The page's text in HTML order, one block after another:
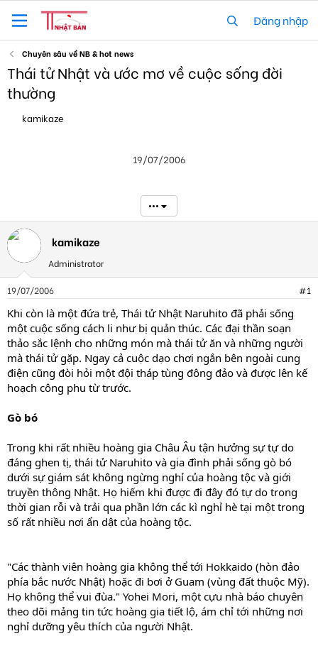
Đăng nhập
Chuyên sâu về NB & hot news
Thái tử Nhật và ước mơ về cuộc sống đời
thường
h
r
t
r
kamikaze
19/07/2006
•••
kamikaze
Administrator
19/07/2006 #1
Khi còn là một đứa trẻ, Thái tử Nhật Naruhito đã phải sống
một cuộc sống cách li như bị quản thúc. Các đại thần soạn
thảo sắc lệnh cho những món mà thái tử ăn và những người
mà thái tử gặp. Ngay cả cuộc dạo chơi ngắn bên ngoài cung
điện cũng đòi hỏi một đội tháp tùng đông đảo và được lên kế
hoạch công phu từ trước.
Gò bó
Trong khi rất nhiều hoàng gia Châu Âu tận hưởng sự tự do
đáng ghen tị, thái tử Naruhito và gia đình phải sống gò bó
dưới sự giám sát không ngừng nghỉ của hoàng tộc và giới
truyền thông Nhật. Họ hiếm khi được đi đây đó tự do trong
thời gian rỗi và trải qua phần lớn các kì nghỉ hè tại một trong
số rất nhiều nơi ẩn dật của hoàng tộc.
"Các thành viên hoàng gia không thể tới Hokkaido (hòn đảo
phía bắc nước Nhật) hoặc đi bơi ở Guam (vùng đất thuộc Mỹ).
Họ không thể vui đùa." Yohei Mori, một cựu nhà báo chuyên
theo dõi mảng tin tức hoàng gia tiết lộ, ám chỉ tới những nơi
nghỉ dưỡng yêu thích của người Nhật.